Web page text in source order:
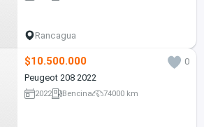
Rancagua
$10.500.000
0
Peugeot 208 2022
2022 Bencina 74000 km